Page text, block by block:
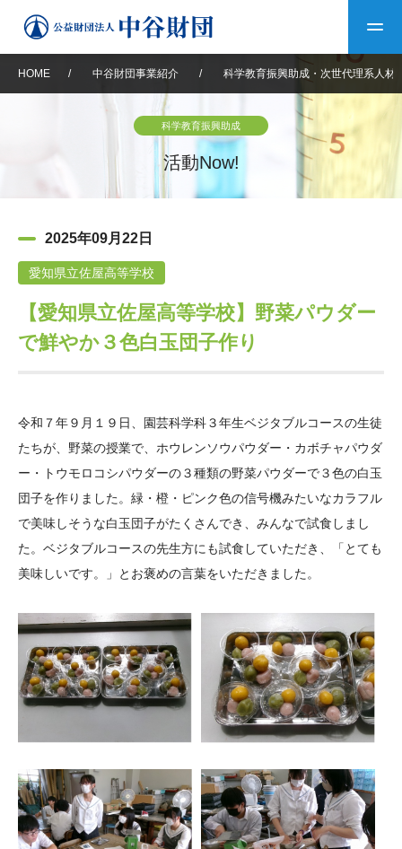
中谷財団について
設立趣意書
沿革 40年史デジタルブック
中谷財団40年史
役員・評議員 公開情報
年報一覧 中谷財団レポート
中谷財団事業紹介
神戸賞 長期大型研究助成
大学院生奨学金
国際学生交流プログラ
ム
科学教育振興助成・
次世代理系人材育成プ
ログラム助成
中谷財団動画紹介
その他情報
アクセス よくあるご質問
サイトマップ 中谷財団アーカイブ
日本語 English
HOME / 中谷財団事業紹介 / 科学教育振興助成・次世代理系人材
科学教育振興助成
活動Now!
2025年09月22日
愛知県立佐屋高等学校
【愛知県立佐屋高等学校】野菜パウダー
で鮮やか３色白玉団子作り
令和７年９月１９日、園芸科学科３年生ベジタブルコースの生徒
たちが、野菜の授業で、ホウレンソウパウダー・カボチャパウダ
ー・トウモロコシパウダーの３種類の野菜パウダーで３色の白玉
団子を作りました。緑・橙・ピンク色の信号機みたいなカラフル
で美味しそうな白玉団子がたくさんでき、みんなで試食しまし
た。ベジタブルコースの先生方にも試食していただき、「とても
美味しいです。」とお褒めの言葉をいただきました。